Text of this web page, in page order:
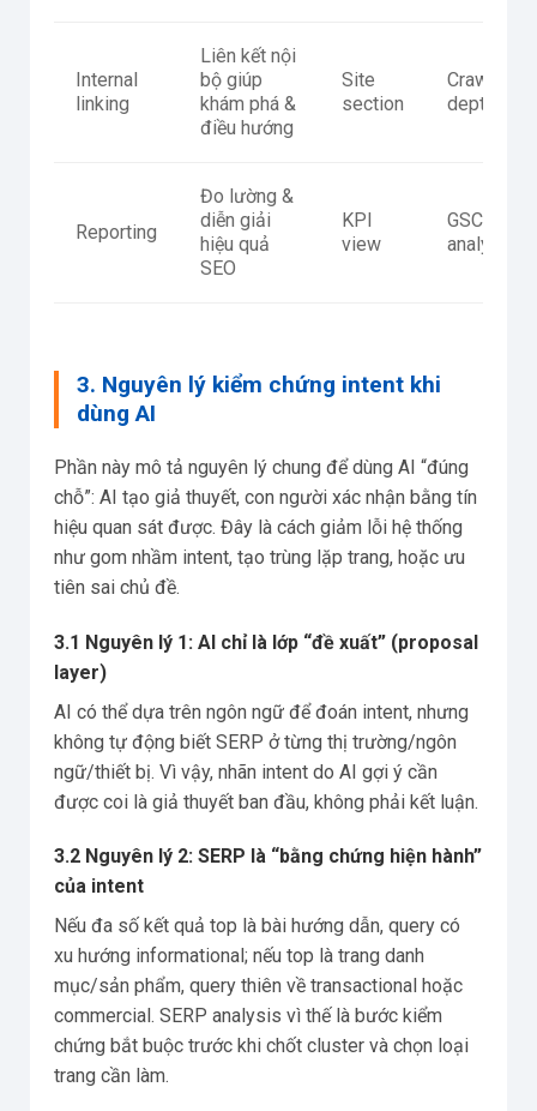
Internal
linking
Liên kết nội
bộ giúp
khám phá &
điều hướng
Site
section
Crawl
depth
Reporting
Đo lường &
diễn giải
hiệu quả
SEO
KPI
view
GSC
analytics,
3. Nguyên lý kiểm chứng intent khi
dùng AI
Phần này mô tả nguyên lý chung để dùng AI “đúng
chỗ”: AI tạo giả thuyết, con người xác nhận bằng tín
hiệu quan sát được. Đây là cách giảm lỗi hệ thống
như gom nhầm intent, tạo trùng lặp trang, hoặc ưu
tiên sai chủ đề.
3.1 Nguyên lý 1: AI chỉ là lớp “đề xuất” (proposal
layer)
AI có thể dựa trên ngôn ngữ để đoán intent, nhưng
không tự động biết SERP ở từng thị trường/ngôn
ngữ/thiết bị. Vì vậy, nhãn intent do AI gợi ý cần
được coi là giả thuyết ban đầu, không phải kết luận.
3.2 Nguyên lý 2: SERP là “bằng chứng hiện hành”
của intent
Nếu đa số kết quả top là bài hướng dẫn, query có
xu hướng informational; nếu top là trang danh
mục/sản phẩm, query thiên về transactional hoặc
commercial. SERP analysis vì thế là bước kiểm
chứng bắt buộc trước khi chốt cluster và chọn loại
trang cần làm.